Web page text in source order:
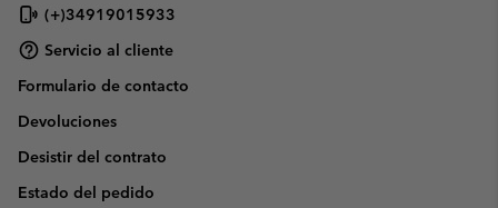
(+)34919015933
Servicio al cliente
Formulario de contacto
Devoluciones
Desistir del contrato
Estado del pedido